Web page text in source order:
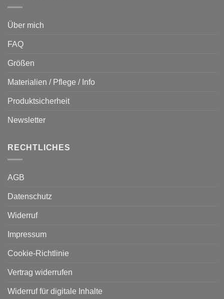
Über mich
FAQ
Größen
Materialien / Pflege / Info
Produktsicherheit
Newsletter
RECHTLICHES
AGB
Datenschutz
Widerruf
Impressum
Cookie-Richtlinie
Vertrag widerrufen
Widerruf für digitale Inhalte